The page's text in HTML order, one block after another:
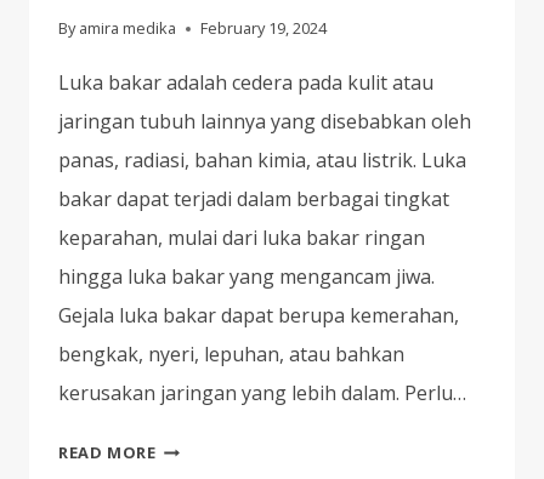
By amira medika February 19, 2024
Luka bakar adalah cedera pada kulit atau
jaringan tubuh lainnya yang disebabkan oleh
panas, radiasi, bahan kimia, atau listrik. Luka
bakar dapat terjadi dalam berbagai tingkat
keparahan, mulai dari luka bakar ringan
hingga luka bakar yang mengancam jiwa.
Gejala luka bakar dapat berupa kemerahan,
bengkak, nyeri, lepuhan, atau bahkan
kerusakan jaringan yang lebih dalam. Perlu…
READ MORESEMUA